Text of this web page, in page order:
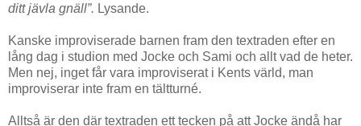
ditt jävla gnäll”. Lysande.
Kanske improviserade barnen fram den textraden efter en
lång dag i studion med Jocke och Sami och allt vad de heter.
Men nej, inget får vara improviserat i Kents värld, man
improviserar inte fram en tältturné.
Alltså är den där textraden ett tecken på att Jocke ändå har